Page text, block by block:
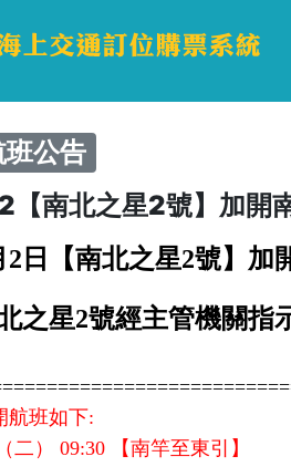
班公告
【南北之星2號】加開
2日【南北之星2號】
之星2號經主管機關指
航班如下:
（二） 09:30 【南竿至東引】